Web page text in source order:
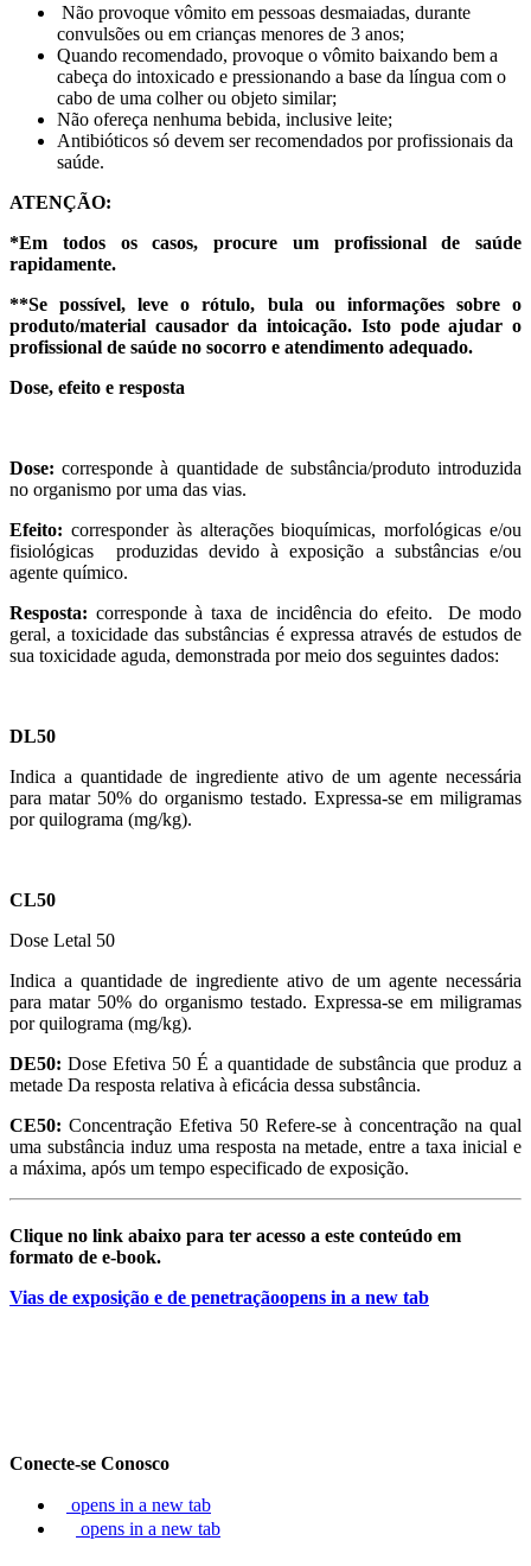
Não provoque vômito em pessoas desmaiadas, durante
convulsões ou em crianças menores de 3 anos;
Quando recomendado, provoque o vômito baixando bem a
cabeça do intoxicado e pressionando a base da língua com o
cabo de uma colher ou objeto similar;
Não ofereça nenhuma bebida, inclusive leite;
Antibióticos só devem ser recomendados por profissionais da
saúde.
ATENÇÃO:
*Em todos os casos, procure um profissional de saúde
rapidamente.
**Se possível, leve o rótulo, bula ou informações sobre o
produto/material causador da intoicação. Isto pode ajudar o
profissional de saúde no socorro e atendimento adequado.
Dose, efeito e resposta
Dose:corresponde à quantidade de substância/produto introduzida
no organismo por uma das vias.
Efeito: corresponder às alterações bioquímicas, morfológicas e/ou
fisiológicas produzidas devido à exposição a substâncias e/ou
agente químico.
Resposta: corresponde à taxa de incidência do efeito. De modo
geral, a toxicidade das substâncias é expressa através de estudos de
sua toxicidade aguda, demonstrada por meio dos seguintes dados:
DL50
Indica a quantidade de ingrediente ativo de um agente necessária
para matar 50% do organismo testado. Expressa-se em miligramas
por quilograma (mg/kg).
CL50
Dose Letal 50
Indica a quantidade de ingrediente ativo de um agente necessária
para matar 50% do organismo testado. Expressa-se em miligramas
por quilograma (mg/kg).
DE50: Dose Efetiva 50 É a quantidade de substância que produz a
metade Da resposta relativa à eficácia dessa substância.
CE50: Concentração Efetiva 50 Refere-se à concentração na qual
uma substância induz uma resposta na metade, entre a taxa inicial e
a máxima, após um tempo especificado de exposição.
Clique no link abaixo para ter acesso a este conteúdo em
formato de e-book.
Vias de exposição e de penetraçãoopens in a new tab
Conecte-se Conosco
opens in a new tab
opens in a new tab